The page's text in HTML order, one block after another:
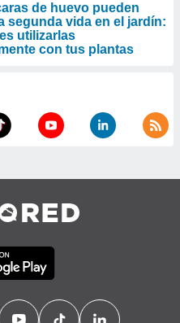
de huevo pueden
segunda vida en el jardín:
utilizarlas
con tus plantas